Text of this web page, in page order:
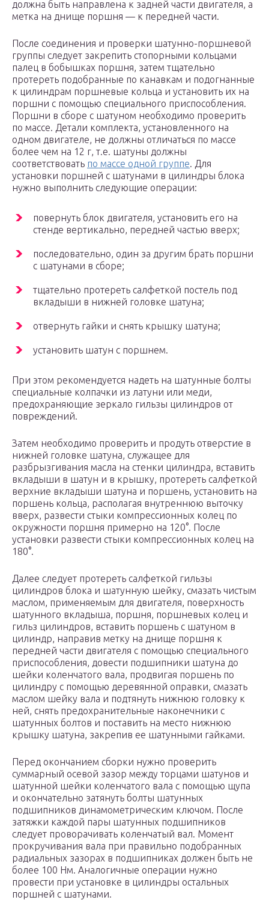
должна быть направлена к задней части двигателя, а
метка на днище поршня — к передней части.
После соединения и проверки шатунно-поршневой
группы следует закрепить стопорными кольцами
палец в бобышках поршня, затем тщательно
протереть подобранные по канавкам и подогнанные
к цилиндрам поршневые кольца и установить их на
поршни с помощью специального приспособления.
Поршни в сборе с шатуном необходимо проверить
по массе. Детали комплекта, установленного на
одном двигателе, не должны отличаться по массе
более чем на 12 г, т.е. шатуны должны
соответствовать по массе одной группе. Для
установки поршней с шатунами в цилиндры блока
нужно выполнить следующие операции:
повернуть блок двигателя, установить его на
стенде вертикально, передней частью вверх;
последовательно, один за другим брать поршни
с шатунами в сборе;
тщательно протереть салфеткой постель под
вкладыши в нижней головке шатуна;
отвернуть гайки и снять крышку шатуна;
установить шатун с поршнем.
При этом рекомендуется надеть на шатунные болты
специальные колпачки из латуни или меди,
предохраняющие зеркало гильзы цилиндров от
повреждений.
Затем необходимо проверить и продуть отверстие в
нижней головке шатуна, служащее для
разбрызгивания масла на стенки цилиндра, вставить
вкладыши в шатун и в крышку, протереть салфеткой
верхние вкладыши шатуна и поршень, установить на
поршень кольца, располагая внутреннюю выточку
вверх, развести стыки компрессионных колец по
окружности поршня примерно на 120°. После
установки развести стыки компрессионных колец на
180°.
Далее следует протереть салфеткой гильзы
цилиндров блока и шатунную шейку, смазать чистым
маслом, применяемым для двигателя, поверхность
шатунного вкладыша, поршня, поршневых колец и
гильз цилиндров, вставить поршень с шатуном в
цилиндр, направив метку на днище поршня к
передней части двигателя с помощью специального
приспособления, довести подшипники шатуна до
шейки коленчатого вала, продвигая поршень по
цилиндру с помощью деревянной оправки, смазать
маслом шейку вала и подтянуть нижнюю головку к
ней, снять предохранительные наконечники с
шатунных болтов и поставить на место нижнюю
крышку шатуна, закрепив ее шатунными гайками.
Перед окончанием сборки нужно проверить
суммарный осевой зазор между торцами шатунов и
шатунной шейки коленчатого вала с помощью щупа
и окончательно затянуть болты шатунных
подшипников динамометрическим ключом. После
затяжки каждой пары шатунных подшипников
следует проворачивать коленчатый вал. Момент
прокручивания вала при правильно подобранных
радиальных зазорах в подшипниках должен быть не
более 100 Нм. Аналогичные операции нужно
провести при установке в цилиндры остальных
поршней с шатунами.